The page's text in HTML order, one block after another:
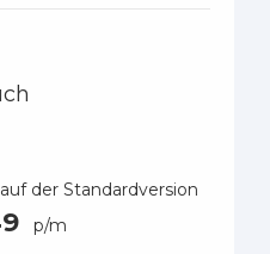
der Standardversion
p/m